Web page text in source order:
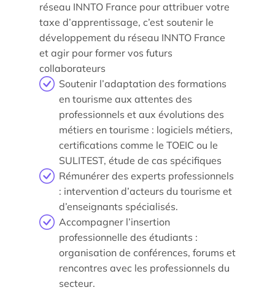
Trouver un stagiaire, alternant ou collaborateur
Associer nos étudiants à vos projets
Former vos équipes
Taxe d’apprentissage
Actualités
Les témoignages
réseau INNTO France pour attribuer votre
taxe d’apprentissage, c’est soutenir le
développement du réseau INNTO France
et agir pour former vos futurs
collaborateurs
Soutenir l’adaptation des formations
en tourisme aux attentes des
professionnels et aux évolutions des
métiers en tourisme : logiciels métiers,
certifications comme le TOEIC ou le
SULITEST, étude de cas spécifiques
Rémunérer des experts professionnels
: intervention d’acteurs du tourisme et
d’enseignants spécialisés.
Accompagner l’insertion
professionnelle des étudiants :
organisation de conférences, forums et
rencontres avec les professionnels du
secteur.